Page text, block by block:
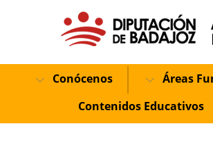
Conócenos Áreas
Contenidos Educativos